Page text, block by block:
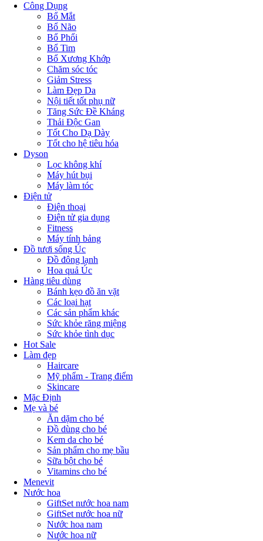
Công Dụng
Bổ Mắt
Bổ Não
Bổ Phổi
Bổ Tim
Bổ Xương Khớp
Chăm sóc tóc
Giảm Stress
Làm Đẹp Da
Nội tiết tốt phụ nữ
Tăng Sức Đề Kháng
Thải Độc Gan
Tốt Cho Dạ Dày
Tốt cho hệ tiêu hóa
Dyson
Lọc không khí
Máy hút bụi
Máy làm tóc
Điện tử
Điện thoại
Điện tử gia dụng
Fitness
Máy tính bảng
Đồ tươi sống Úc
Đồ đông lạnh
Hoa quả Úc
Hàng tiêu dùng
Bánh kẹo đồ ăn vặt
Các loại hạt
Các sản phẩm khác
Sức khỏe răng miệng
Sức khỏe tình dục
Hot Sale
Làm đẹp
Haircare
Mỹ phẩm - Trang điểm
Skincare
Mặc Định
Mẹ và bé
Ăn dặm cho bé
Đồ dùng cho bé
Kem da cho bé
Sản phẩm cho mẹ bầu
Sữa bột cho bé
Vitamins cho bé
Menevit
Nước hoa
GiftSet nước hoa nam
GiftSet nước hoa nữ
Nước hoa nam
Nước hoa nữ